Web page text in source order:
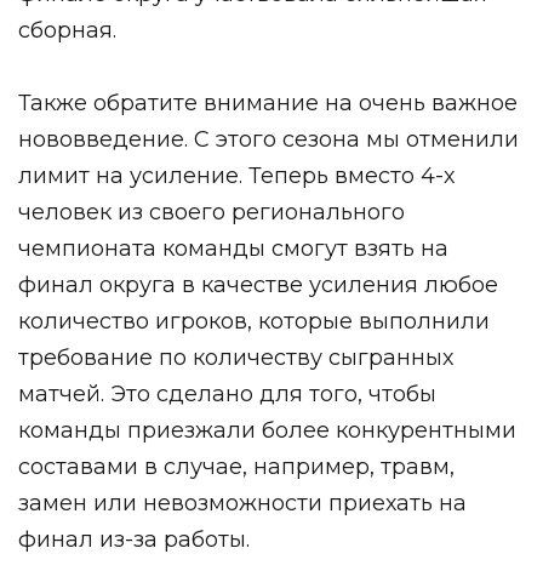
сборная.
Также обратите внимание на очень важное
нововведение. С этого сезона мы отменили
лимит на усиление. Теперь вместо 4-х
человек из своего регионального
чемпионата команды смогут взять на
финал округа в качестве усиления любое
количество игроков, которые выполнили
требование по количеству сыгранных
матчей. Это сделано для того, чтобы
команды приезжали более конкурентными
составами в случае, например, травм,
замен или невозможности приехать на
финал из-за работы.